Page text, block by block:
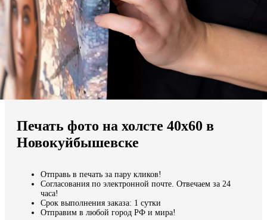
Мы доставляем по всему миру
Продолжить без города
Печать фото на холсте 40х60 в
Новокуйбышевске
Отправь в печать за пару кликов!
Согласования по электронной почте. Отвечаем за 24
часа!
Срок выполнения заказа: 1 сутки
Отправим в любой город РФ и мира!